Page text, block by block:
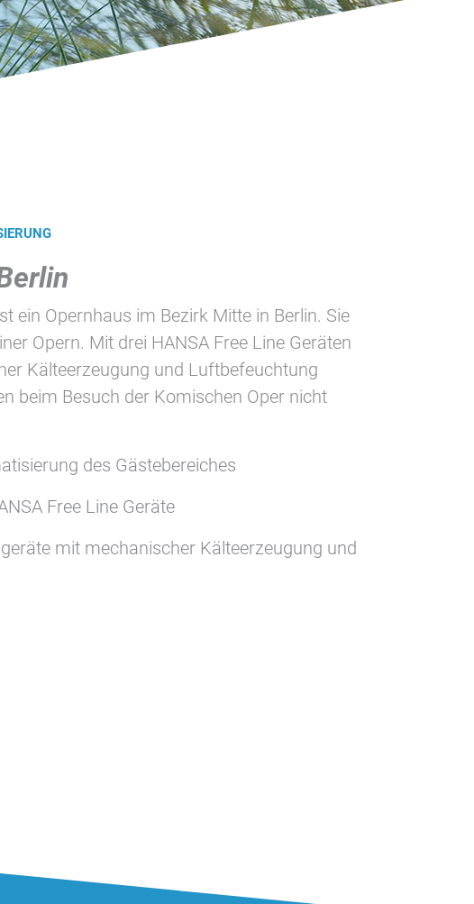
ein Opernhaus im Bezirk Mitte in Berlin. Sie
Opern. Mit drei HANSA Free Line Geräten
Kälteerzeugung und Luftbefeuchtung
beim Besuch der Komischen Oper nicht
des Gästebereiches
Free Line Geräte
mit mechanischer Kälteerzeugung und